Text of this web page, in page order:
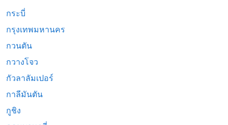
กระบี่
กรุงเทพมหานคร
กวนตัน
กวางโจว
กัวลาลัมเปอร์
กาลีมันตัน
กูชิง